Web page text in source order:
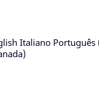
Italiano Português